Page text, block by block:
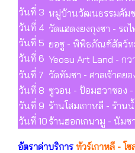
วันที่ 3 หมู่บ้านวัฒนธรรมคัมช
วันที่ 4 วัดแฮดงยงกุงซา - ร
วันที่ 5 ยอซู - พิพิธภัณฑ์สัตว์ท
วันที่ 6 Yeosu Art Land - ก
วันที่ 7 วัดทัมซา - ศาลเจ้าค
วันที่ 8 ซูวอน - ป้อมฮวาซอง -
วันที่ 9 ร้านโสมเกาหลี - ร้า
วันที่ 10 ร้านฮอกเกนามู - นัมซ
อัตราค่าบริการ ทัวร์เกาหลี - โ